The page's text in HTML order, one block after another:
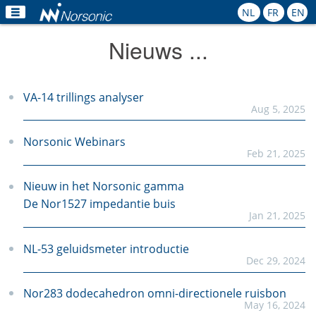
NL FR EN
Contact
Nieuws ...
VA-14 trillings analyser
Aug 5, 2025
Norsonic Webinars
Feb 21, 2025
Nieuw in het Norsonic gamma
De Nor1527 impedantie buis
Jan 21, 2025
NL-53 geluidsmeter introductie
Dec 29, 2024
Nor283 dodecahedron omni-directionele ruisbon
May 16, 2024